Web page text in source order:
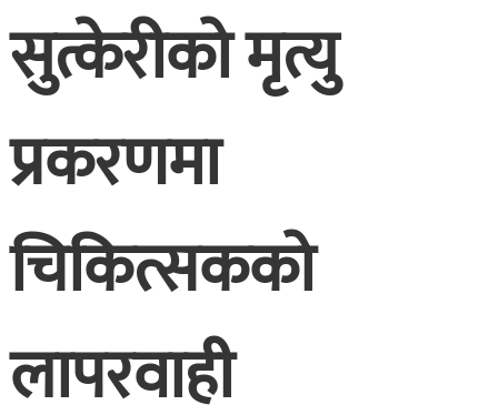
सुत्केरीको मृत्यु
प्रकरणमा
चिकित्सकको
लापरवाही